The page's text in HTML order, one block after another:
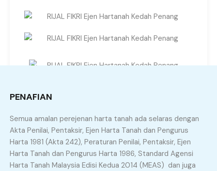
PENAFIAN
Semua amalan perejenan harta tanah ada selaras dengan
Akta Penilai, Pentaksir, Ejen Harta Tanah dan Pengurus
Harta 1981 (Akta 242), Peraturan Penilai, Pentaksir, Ejen
Harta Tanah dan Pengurus Harta 1986, Standard Agensi
Harta Tanah Malaysia Edisi Kedua 2014 (MEAS) dan juga